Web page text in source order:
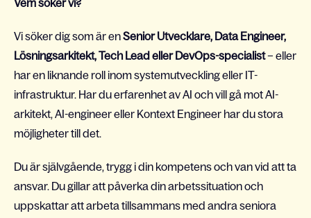
Vem söker vi?
Vi söker dig som är enSenior Utvecklare, Data Engineer,
Lösningsarkitekt, Tech Lead eller DevOps-specialist– eller
har en liknande roll inom systemutveckling eller IT-
infrastruktur. Har du erfarenhet av AI och vill gå mot AI-
arkitekt, AI-engineer eller Kontext Engineer har du stora
möjligheter till det.
Du är självgående, trygg i din kompetens och van vid att ta
ansvar. Du gillar att påverka din arbetssituation och
uppskattar att arbeta tillsammans med andra seniora